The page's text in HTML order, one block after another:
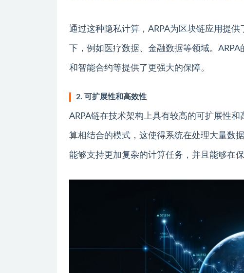
通过这种隐私计算，ARPA为区块链应用提
下，例如医疗数据、金融数据等领域。
和智能合约等提供了更强大的保障。
2. 可扩展性和高效性
ARPA链在技术架构上具有较高的可扩展性
算相结合的模式，这使得系统在处理大量数
能够支持更加复杂的计算任务，并且能够在